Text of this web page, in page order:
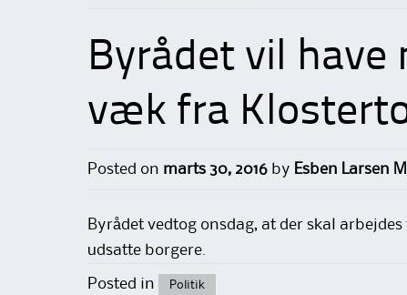
Byrådet vil have
væk fra
Posted on marts 30, 2016 by Esben Larsen
Byrådet vedtog onsdag, at der skal
udsatte borgere.
Posted in Politik